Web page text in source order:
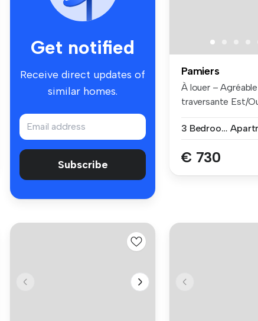
Get notified
Receive direct updates of
similar homes.
Subscribe
Pamiers
À louer –
traversante Est/
3 Bedrooms
€ 730